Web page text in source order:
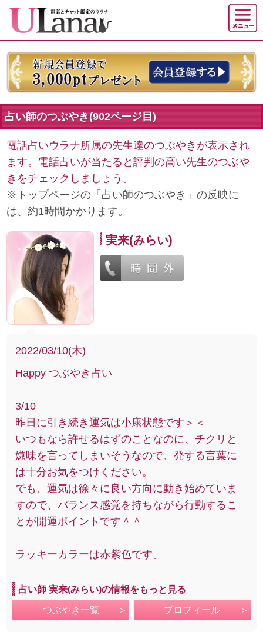
占い師のつぶやき(902ページ目)
電話占いウラナ所属の先生達のつぶやきが表示され
ます。電話占いが当たると評判の高い先生のつぶや
きをチェックしましょう。
※トップページの「占い師のつぶやき」の反映に
は、約1時間かかります。
実来(みらい)
2022/03/10(木)
Happy つぶやき占い
3/10
昨日に引き続き運気は小康状態です＞＜
いつもなら許せるはずのことなのに、チクリと
嫌味を言ってしまいそうなので、発する言葉に
は十分お気をつけください。
でも、運気は徐々に良い方向に動き始めていま
すので、バランス感覚を持ちながら行動するこ
とが開運ポイントです＾＾
ラッキーカラーは赤紫色です。
占い師 実来(みらい)の情報をもっと見る
つぶやき一覧 プロフィール